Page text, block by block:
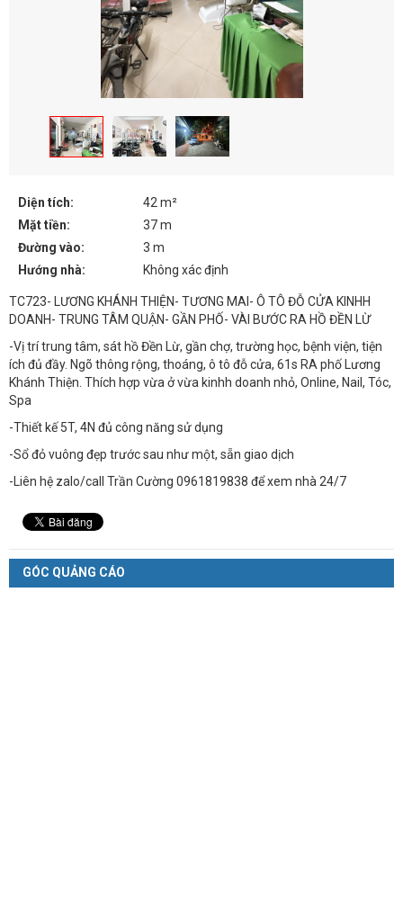
Diện tích:
42 m²
Mặt tiền:
37 m
Đường vào:
3 m
Hướng nhà:
Không xác định
TC723- LƯƠNG KHÁNH THIỆN- TƯƠNG MAI- Ô TÔ ĐỖ CỬA KINHH
DOANH- TRUNG TÂM QUẬN- GẦN PHỐ- VÀI BƯỚC RA HỒ ĐỀN LỪ
-Vị trí trung tâm, sát hồ Đền Lừ, gần chợ, trường học, bệnh viện, tiện
ích đủ đầy. Ngõ thông rộng, thoáng, ô tô đỗ cửa, 61s RA phố Lương
Khánh Thiện. Thích hợp vừa ở vừa kinhh doanh nhỏ, Online, Nail, Tóc,
Spa
-Thiết kế 5T, 4N đủ công năng sử dụng
-Sổ đỏ vuông đẹp trước sau như một, sẵn giao dịch
-Liên hệ zalo/call Trần Cường 0961819838 để xem nhà 24/7
GÓC QUẢNG CÁO